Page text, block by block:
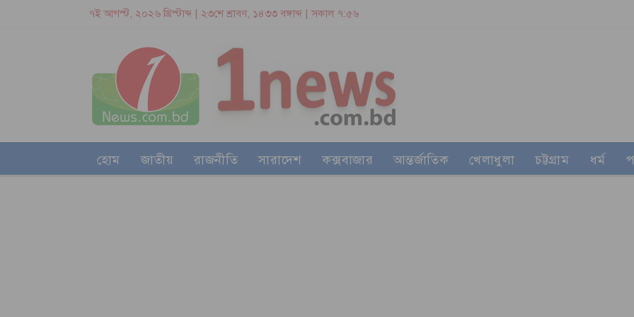
৭ই আগস্ট, ২০২৬ খ্রিস্টাব্দ | ২৩শে শ্রাবণ, ১৪৩৩ বঙ্গাব্দ | সকাল ৭:৫৬
হোম জাতীয় রাজনীতি সারাদেশ কক্সবাজার আন্তর্জাতিক খেলাধুলা চট্টগ্রাম ধর্ম